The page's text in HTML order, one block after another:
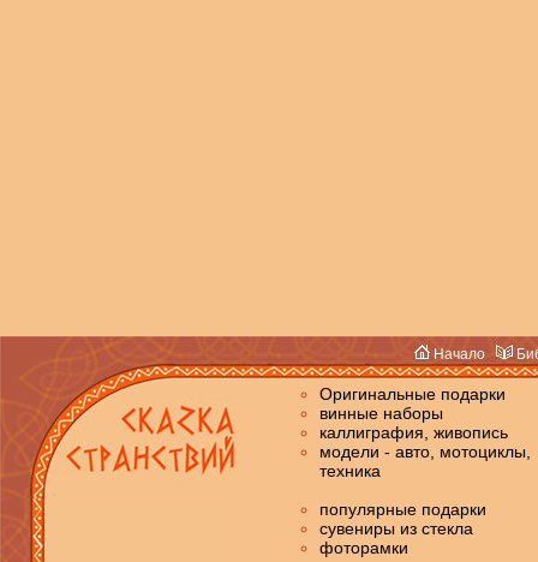
Начало
Оригинальные подарки
винные наборы
каллиграфия, живопись
модели - авто, мотоциклы,
техника
популярные подарки
сувениры из стекла
фоторамки